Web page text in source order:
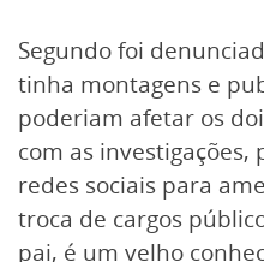
Segundo foi
tinha montagens e
poderiam afetar os
com as investigações,
redes sociais para
troca de cargos
pai, é um velho